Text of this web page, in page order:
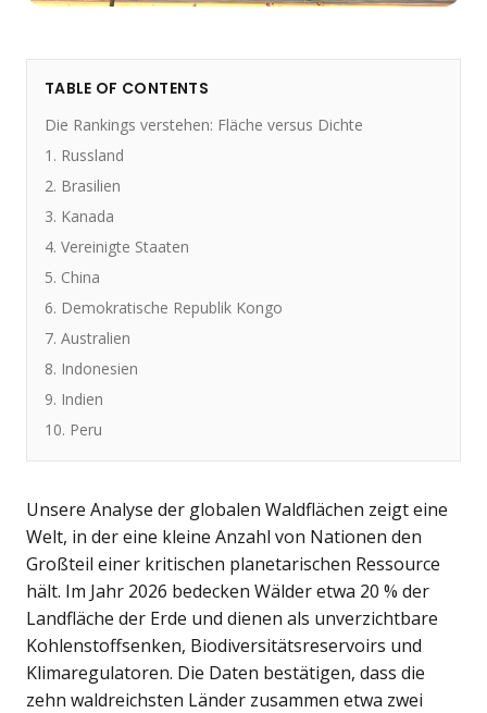
TABLE OF CONTENTS
Die Rankings verstehen: Fläche versus Dichte
1. Russland
2. Brasilien
3. Kanada
4. Vereinigte Staaten
5. China
6. Demokratische Republik Kongo
7. Australien
8. Indonesien
9. Indien
10. Peru
Unsere Analyse der globalen Waldflächen zeigt eine
Welt, in der eine kleine Anzahl von Nationen den
Großteil einer kritischen planetarischen Ressource
hält. Im Jahr 2026 bedecken Wälder etwa 20 % der
Landfläche der Erde und dienen als unverzichtbare
Kohlenstoffsenken, Biodiversitätsreservoirs und
Klimaregulatoren. Die Daten bestätigen, dass die
zehn waldreichsten Länder zusammen etwa zwei